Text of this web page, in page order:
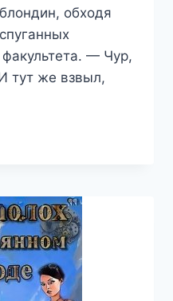
обходя
— Чур,
тут же взвыл,